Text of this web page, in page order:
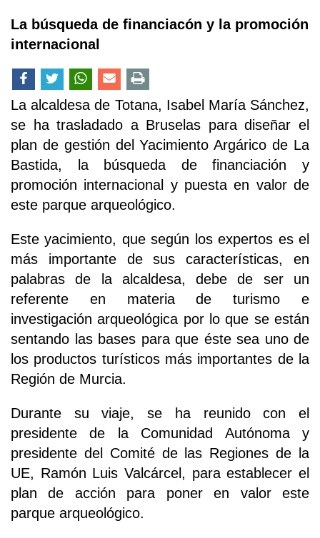
La búsqueda de financiacón y la promoción
internacional
La alcaldesa de Totana, Isabel María Sánchez,
se ha trasladado a Bruselas para diseñar el
plan de gestión del Yacimiento Argárico de La
Bastida, la búsqueda de financiación y
promoción internacional y puesta en valor de
este parque arqueológico.
Este yacimiento, que según los expertos es el
más importante de sus características, en
palabras de la alcaldesa, debe de ser un
referente en materia de turismo e
investigación arqueológica por lo que se están
sentando las bases para que éste sea uno de
los productos turísticos más importantes de la
Región de Murcia.
Durante su viaje, se ha reunido con el
presidente de la Comunidad Autónoma y
presidente del Comité de las Regiones de la
UE, Ramón Luis Valcárcel, para establecer el
plan de acción para poner en valor este
parque arqueológico.